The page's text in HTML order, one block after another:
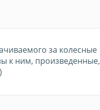
за колесные
к ним, произведенные,